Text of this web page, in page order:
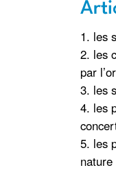
1. les
2. les
par
3. les
4. les
5. les